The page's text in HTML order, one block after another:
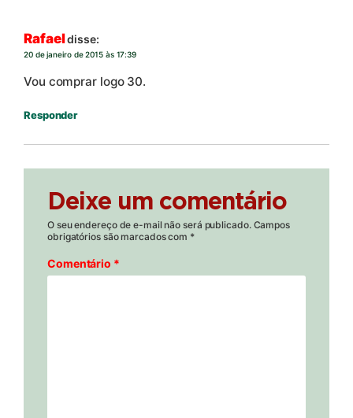
Rafaeldisse:
20 de janeiro de 2015 às 17:39
Vou comprar logo 30.
Responder
Deixe um comentário
O seu endereço de e-mail não será publicado. Campos
obrigatórios são marcados com *
Comentário *